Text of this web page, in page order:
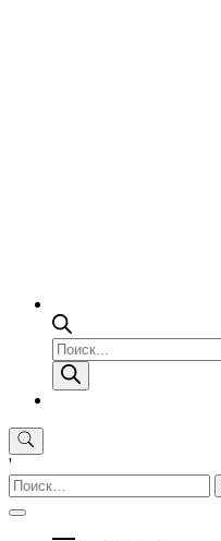
Поиск
товаров
'
Найти: